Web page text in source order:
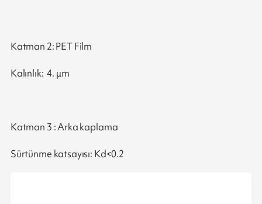
Katman 2: PET Film
Kalınlık: 4. μm
Katman 3 : Arka kaplama
Sürtünme katsayısı: Kd<0.2